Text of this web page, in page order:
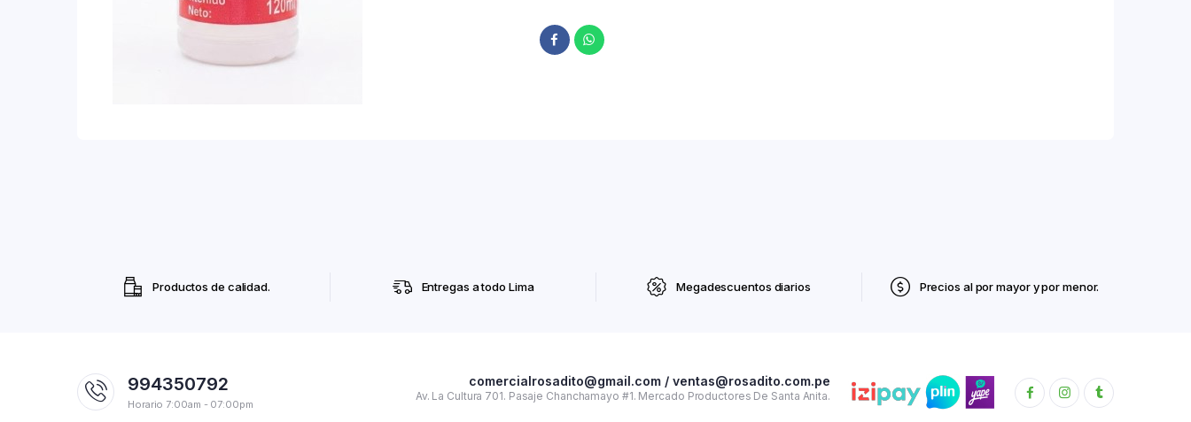
Productos de calidad. Entregas a todo Lima Megadescuentos diarios Precios al por mayor y por menor.
994350792
Horario 7:00am - 07:00pm
comercialrosadito@gmail.com / ventas@rosadito.com.pe
Av. La Cultura 701. Pasaje Chanchamayo #1. Mercado Productores De Santa Anita.